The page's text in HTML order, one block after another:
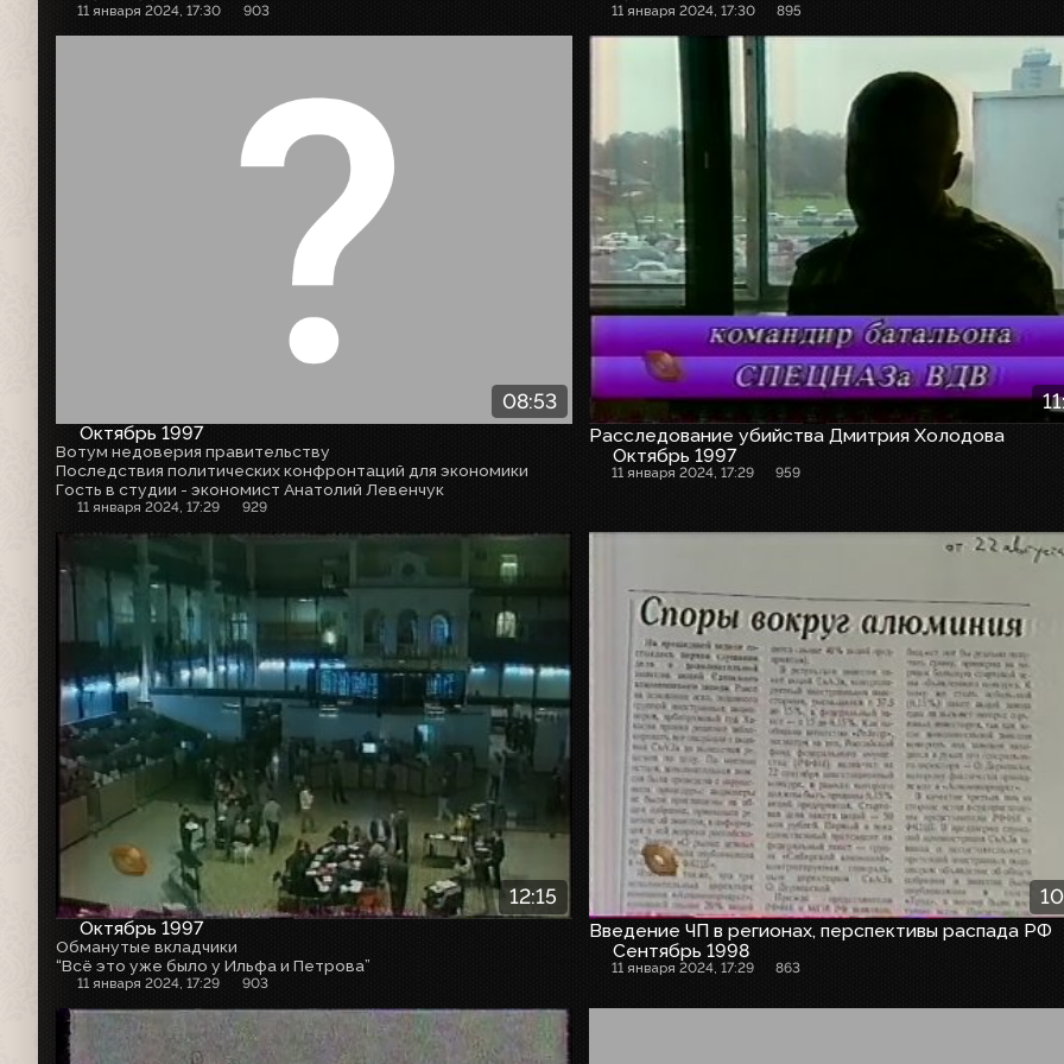
11 января 2024, 17:30 903 11 января 2024, 17:30 895
08:53
Октябрь 1997
Вотум недоверия правительству
Последствия политических конфронтаций для экономики
Гость в студии - экономист Анатолий Левенчук
11 января 2024, 17:29 929
Расследование убийства Дмитрия Холодова
Октябрь 1997
11 января 2024, 17:29 959
12:15
Октябрь 1997
Обманутые вкладчики
“Всё это уже было у Ильфа и Петрова”
11 января 2024, 17:29 903
Введение ЧП в регионах, перспективы распада РФ
Сентябрь 1998
11 января 2024, 17:29 863